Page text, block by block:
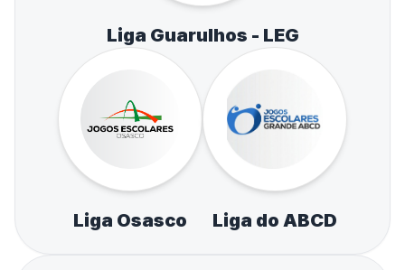
Liga Guarulhos - LEG
Liga Osasco Liga do ABCD